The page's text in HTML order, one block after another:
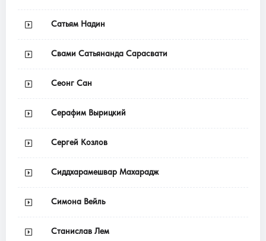
Сатьям Надин
Свами Сатьянанда Сарасвати
Сеонг Сан
Серафим Вырицкий
Сергей Козлов
Сиддхарамешвар Махарадж
Симона Вейль
Станислав Лем